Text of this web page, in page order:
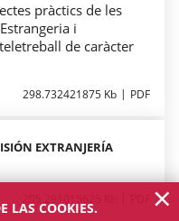
pràctics de les
i
de caràcter
298.732421875 Kb PDF
EXTRANJERÍA
LAS COOKIES.
×